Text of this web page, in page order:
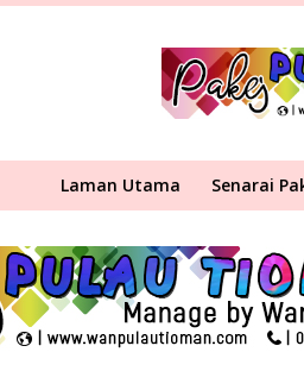
Laman Utama Senarai